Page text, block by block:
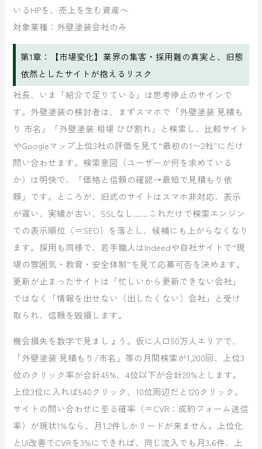
いるHPを、売上を生む資産へ
対象業種：外壁塗装会社のみ
第1章：【市場変化】業界の集客・採用難の真実と、旧態
依然としたサイトが抱えるリスク
社長、いま「紹介で足りている」は思考停止のサインで
す。外壁塗装の検討者は、まずスマホで「外壁塗装 見積も
り 市名」「外壁塗装 相場 ひび割れ」と検索し、比較サイト
やGoogleマップ上位3社の評価を見て“最初の1〜2社”にだけ
問い合わせます。検索意図（ユーザーが何を求めている
か）は明快で、「価格と信頼の確認→最短で見積もり依
頼」です。ところが、旧式のサイトはスマホ非対応、表示
が遅い、実績が古い、SSLなし……これだけで検索エンジン
での表示順位（＝SEO）を落とし、候補にも上がらなくなり
ます。採用も同様で、若手職人はIndeedや自社サイトで“現
場の雰囲気・教育・安全体制”を見て応募可否を決めます。
更新が止まったサイトは「忙しいから更新できない会社」
ではなく「情報を出せない（出したくない）会社」と受け
取られ、信頼を毀損します。
機会損失を数字で見ましょう。仮に人口50万人エリアで、
「外壁塗装 見積もり/市名」等の月間検索が1,200回、上位3
位のクリック率が合計45%、4位以下が合計20%とします。
上位3位に入れば540クリック、10位周辺だと120クリック。
サイトの問い合わせに至る確率（＝CVR：成約フォーム送信
率）が現状1%なら、月1.2件しかリードが来ません。上位化
とUI改善でCVRを3%にできれば、同じ流入でも月3.6件、上